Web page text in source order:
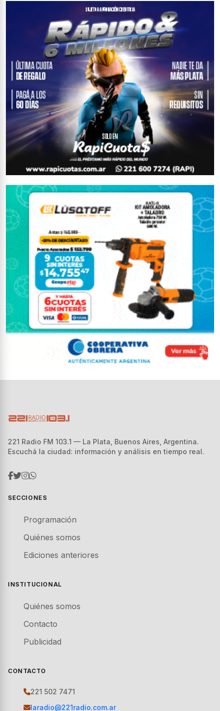
221 Radio FM 103.1 — La Plata, Buenos Aires, Argentina.
Escuchá la ciudad: información y análisis en tiempo real.
SECCIONES
Programación
Quiénes somos
Ediciones anteriores
INSTITUCIONAL
Quiénes somos
Contacto
Publicidad
CONTACTO
221 502 7471
laradio@221radio.com.ar